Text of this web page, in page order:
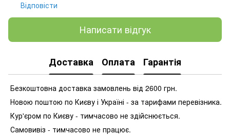
Відповісти
Написати відгук
Доставка Оплата Гарантія
Безкоштовна доставка замовлень від 2600 грн.
Новою поштою по Києву і Україні - за тарифами перевізника.
Кур'єром по Києву - тимчасово не здійснюється.
Самовивіз - тимчасово не працює.